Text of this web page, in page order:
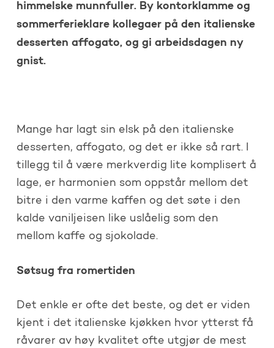
himmelske munnfuller. By kontorklamme og
sommerferieklare kollegaer på den italienske
desserten affogato, og gi arbeidsdagen ny
gnist.
Mange har lagt sin elsk på den italienske
desserten, affogato, og det er ikke så rart. I
tillegg til å være merkverdig lite komplisert å
lage, er harmonien som oppstår mellom det
bitre i den varme kaffen og det søte i den
kalde vaniljeisen like uslåelig som den
mellom kaffe og sjokolade.
Søtsug fra romertiden
Det enkle er ofte det beste, og det er viden
kjent i det italienske kjøkken hvor ytterst få
råvarer av høy kvalitet ofte utgjør de mest